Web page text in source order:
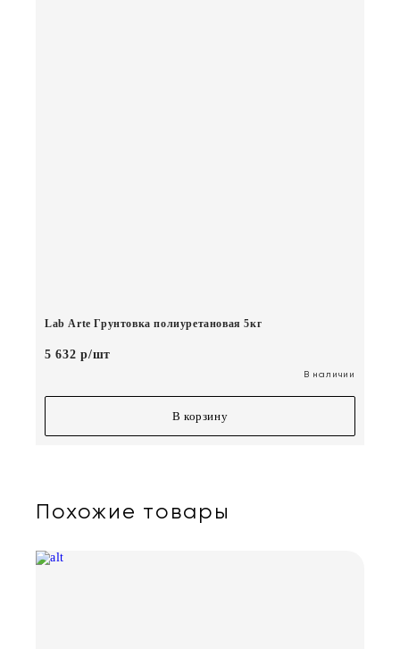
Lab Arte Грунтовка полиуретановая 5кг
5 632 р/шт
В наличии
В корзину
Похожие товары